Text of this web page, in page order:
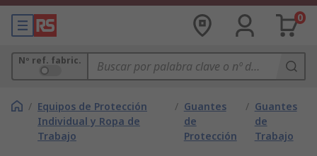
0
Nº ref. fabric.
/ Equipos de Protección
Individual y Ropa de
Trabajo
/ Guantes
de
Protección
/ Guantes
de
Trabajo